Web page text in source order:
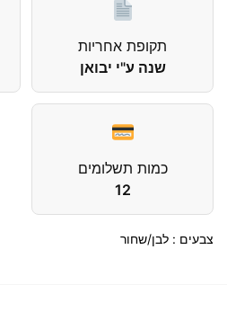
תקופת אחריות
שנה ע"י יבואן
כמות תשלומים
12
צבעים : לבן/שחור